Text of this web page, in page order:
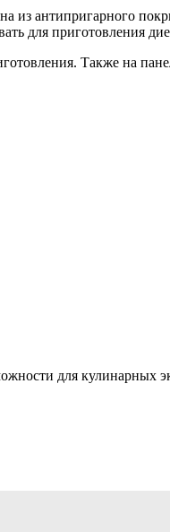
из антипригарного
для приготовления
Также на
для кулинарных